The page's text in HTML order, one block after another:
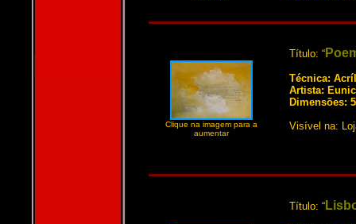
Clique na imagem para a
aumentar
Título: “
Técnica:
Artista:
Dimensões:
Visível na:
Título: “